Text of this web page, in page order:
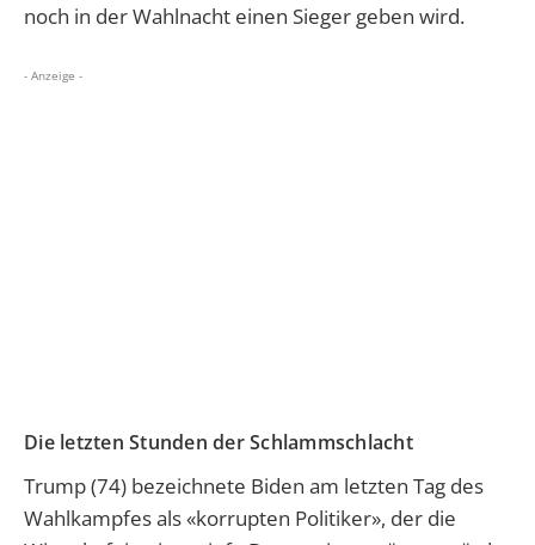
noch in der Wahlnacht einen Sieger geben wird.
- Anzeige -
Die letzten Stunden der Schlammschlacht
Trump (74) bezeichnete Biden am letzten Tag des
Wahlkampfes als «korrupten Politiker», der die